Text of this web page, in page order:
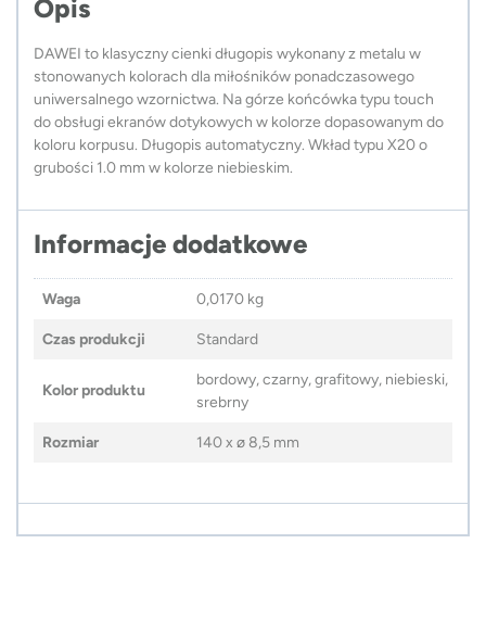
Opis
DAWEI to klasyczny cienki długopis wykonany z metalu w
stonowanych kolorach dla miłośników ponadczasowego
uniwersalnego wzornictwa. Na górze końcówka typu touch
do obsługi ekranów dotykowych w kolorze dopasowanym do
koloru korpusu. Długopis automatyczny. Wkład typu X20 o
grubości 1.0 mm w kolorze niebieskim.
Informacje dodatkowe
Waga 0,0170 kg
Czas produkcji Standard
Kolor produktu
bordowy, czarny, grafitowy, niebieski,
srebrny
Rozmiar 140 x ø 8,5 mm